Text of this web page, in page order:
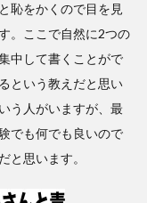
恥をかくので目を見
。ここで自然に2つの
中して書くことがで
という教えだと思い
う人がいますが、最
でも何でも良いので
と思います。